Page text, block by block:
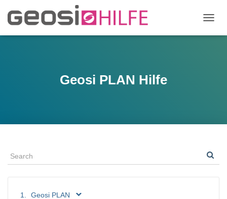
A
C
H
L
Geosi PLAN Hilfe
Geosi PLAN